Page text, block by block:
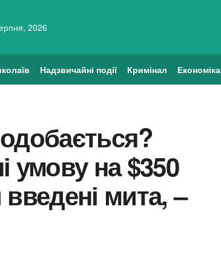
2026
Надзвичайні події Кримінал Економіка
умову на $350
мита, –